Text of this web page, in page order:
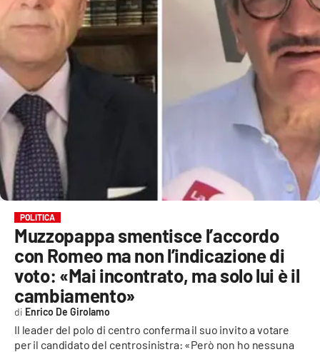
SOCIETÀ
CULTURA
ECONOMIA E LAVORO
EVENTI
SPORT
Streaming
LAC TV
LAC NETWORK
LAC ONAIR
LaC
Network
LACPLAY.IT
POLITICA
Muzzopappa smentisce l’accordo
con Romeo ma non l’indicazione di
voto: «Mai incontrato, ma solo lui è il
cambiamento»
Il leader del polo di centro conferma il suo invito a votare
per il candidato del centrosinistra: «Però non ho nessuna
Enrico De Girolamo